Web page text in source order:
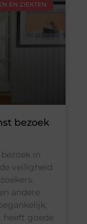
EN ZIEKTEN
bezoek
in
veiligheid
andere
heeft goede